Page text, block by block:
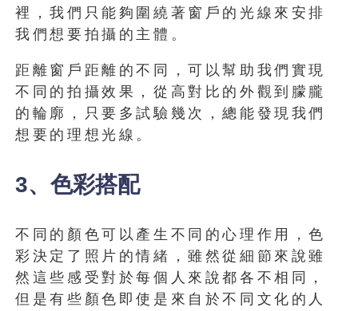
裡，我們只能夠圍繞著窗戶的光線來安排
我們想要拍攝的主體。
距離窗戶距離的不同，可以幫助我們實現
不同的拍攝效果，從高對比的外觀到朦朧
的輪廓，只要多試驗幾次，總能發現我們
想要的理想光線。
3、色彩搭配
不同的顏色可以產生不同的心理作用，色
彩決定了照片的情緒，雖然從細節來說雖
然這些感受對於每個人來說都各不相同，
但是有些顏色即使是來自於不同文化的人